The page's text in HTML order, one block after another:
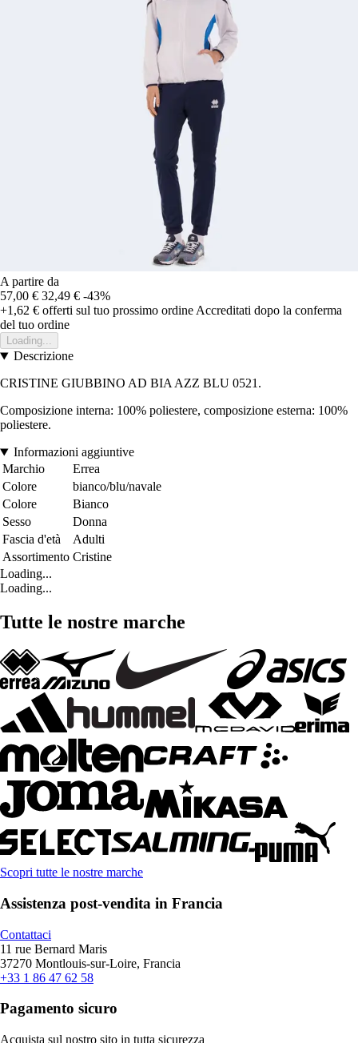
A partire da
57,00 € 32,49 € -43%
+1,62 € offerti sul tuo prossimo ordine Accreditati dopo la conferma
del tuo ordine
Loading...
Descrizione
CRISTINE GIUBBINO AD BIA AZZ BLU 0521.
Composizione interna: 100% poliestere, composizione esterna: 100%
poliestere.
Informazioni aggiuntive
Marchio
Errea
Colore
bianco/blu/navale
Colore
Bianco
Sesso
Donna
Fascia d'età
Adulti
Assortimento Cristine
Loading...
Loading...
Tutte le nostre marche
Scopri tutte le nostre marche
Assistenza post-vendita in Francia
Contattaci
11 rue Bernard Maris
37270 Montlouis-sur-Loire, Francia
+33 1 86 47 62 58
Pagamento sicuro
Acquista sul nostro sito in tutta sicurezza